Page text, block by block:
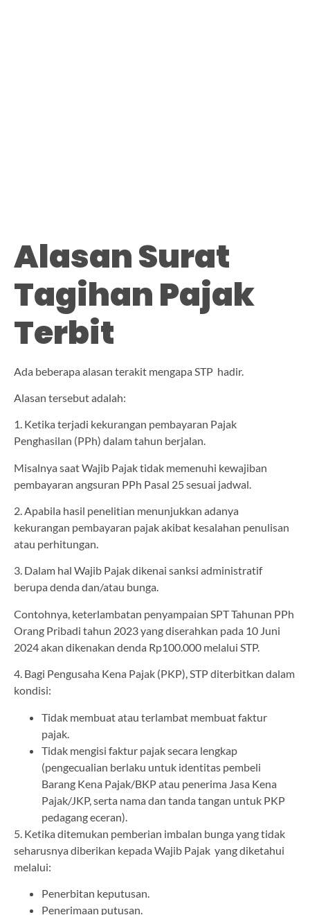
Alasan Surat
Tagihan Pajak
Terbit
Ada beberapa alasan terakit mengapa STP hadir.
Alasan tersebut adalah:
1. Ketika terjadi kekurangan pembayaran Pajak
Penghasilan (PPh) dalam tahun berjalan.
Misalnya saat Wajib Pajak tidak memenuhi kewajiban
pembayaran angsuran PPh Pasal 25 sesuai jadwal.
2. Apabila hasil penelitian menunjukkan adanya
kekurangan pembayaran pajak akibat kesalahan penulisan
atau perhitungan.
3. Dalam hal Wajib Pajak dikenai sanksi administratif
berupa denda dan/atau bunga.
Contohnya, keterlambatan penyampaian SPT Tahunan PPh
Orang Pribadi tahun 2023 yang diserahkan pada 10 Juni
2024 akan dikenakan denda Rp100.000 melalui STP.
4. Bagi Pengusaha Kena Pajak (PKP), STP diterbitkan dalam
kondisi:
Tidak membuat atau terlambat membuat faktur
pajak.
Tidak mengisi faktur pajak secara lengkap
(pengecualian berlaku untuk identitas pembeli
Barang Kena Pajak/BKP atau penerima Jasa Kena
Pajak/JKP, serta nama dan tanda tangan untuk PKP
pedagang eceran).
5. Ketika ditemukan pemberian imbalan bunga yang tidak
seharusnya diberikan kepada Wajib Pajak yang diketahui
melalui:
Penerbitan keputusan.
Penerimaan putusan.